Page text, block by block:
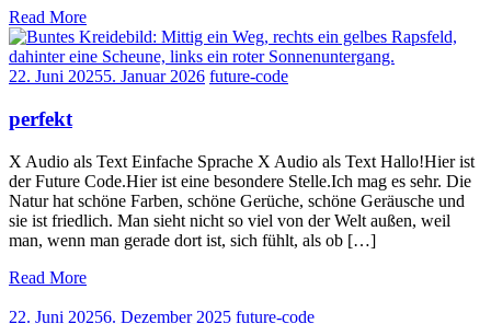
Read More
22. Juni 20255. Januar 2026 future-code
perfekt
X Audio als Text Einfache Sprache X Audio als Text Hallo!Hier ist
der Future Code.Hier ist eine besondere Stelle.Ich mag es sehr. Die
Natur hat schöne Farben, schöne Gerüche, schöne Geräusche und
sie ist friedlich. Man sieht nicht so viel von der Welt außen, weil
man, wenn man gerade dort ist, sich fühlt, als ob […]
Read More
22. Juni 20256. Dezember 2025 future-code